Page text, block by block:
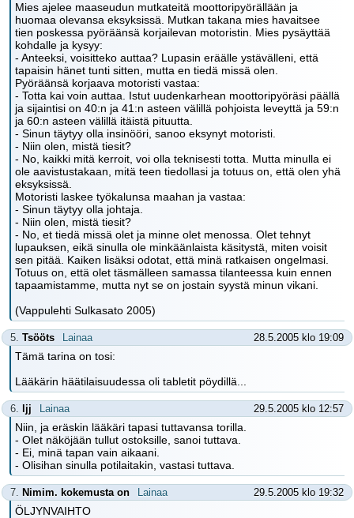
Mies ajelee maaseudun mutkateitä moottoripyörällään ja
huomaa olevansa eksyksissä. Mutkan takana mies havaitsee
tien poskessa pyöräänsä korjailevan motoristin. Mies pysäyttää
kohdalle ja kysyy:
- Anteeksi, voisitteko auttaa? Lupasin eräälle ystävälleni, että
tapaisin hänet tunti sitten, mutta en tiedä missä olen.
Pyöräänsä korjaava motoristi vastaa:
- Totta kai voin auttaa. Istut uudenkarhean moottoripyöräsi päällä
ja sijaintisi on 40:n ja 41:n asteen välillä pohjoista leveyttä ja 59:n
ja 60:n asteen välillä itäistä pituutta.
- Sinun täytyy olla insinööri, sanoo eksynyt motoristi.
- Niin olen, mistä tiesit?
- No, kaikki mitä kerroit, voi olla teknisesti totta. Mutta minulla ei
ole aavistustakaan, mitä teen tiedollasi ja totuus on, että olen yhä
eksyksissä.
Motoristi laskee työkalunsa maahan ja vastaa:
- Sinun täytyy olla johtaja.
- Niin olen, mistä tiesit?
- No, et tiedä missä olet ja minne olet menossa. Olet tehnyt
lupauksen, eikä sinulla ole minkäänlaista käsitystä, miten voisit
sen pitää. Kaiken lisäksi odotat, että minä ratkaisen ongelmasi.
Totuus on, että olet täsmälleen samassa tilanteessa kuin ennen
tapaamistamme, mutta nyt se on jostain syystä minun vikani.
(Vappulehti Sulkasato 2005)
5. Tsööts Lainaa 28.5.2005 klo 19:09
Tämä tarina on tosi:
Lääkärin häätilaisuudessa oli tabletit pöydillä...
6. ljj Lainaa 29.5.2005 klo 12:57
Niin, ja eräskin lääkäri tapasi tuttavansa torilla.
- Olet näköjään tullut ostoksille, sanoi tuttava.
- Ei, minä tapan vain aikaani.
- Olisihan sinulla potilaitakin, vastasi tuttava.
7. Nimim. kokemusta on Lainaa 29.5.2005 klo 19:32
ÖLJYNVAIHTO